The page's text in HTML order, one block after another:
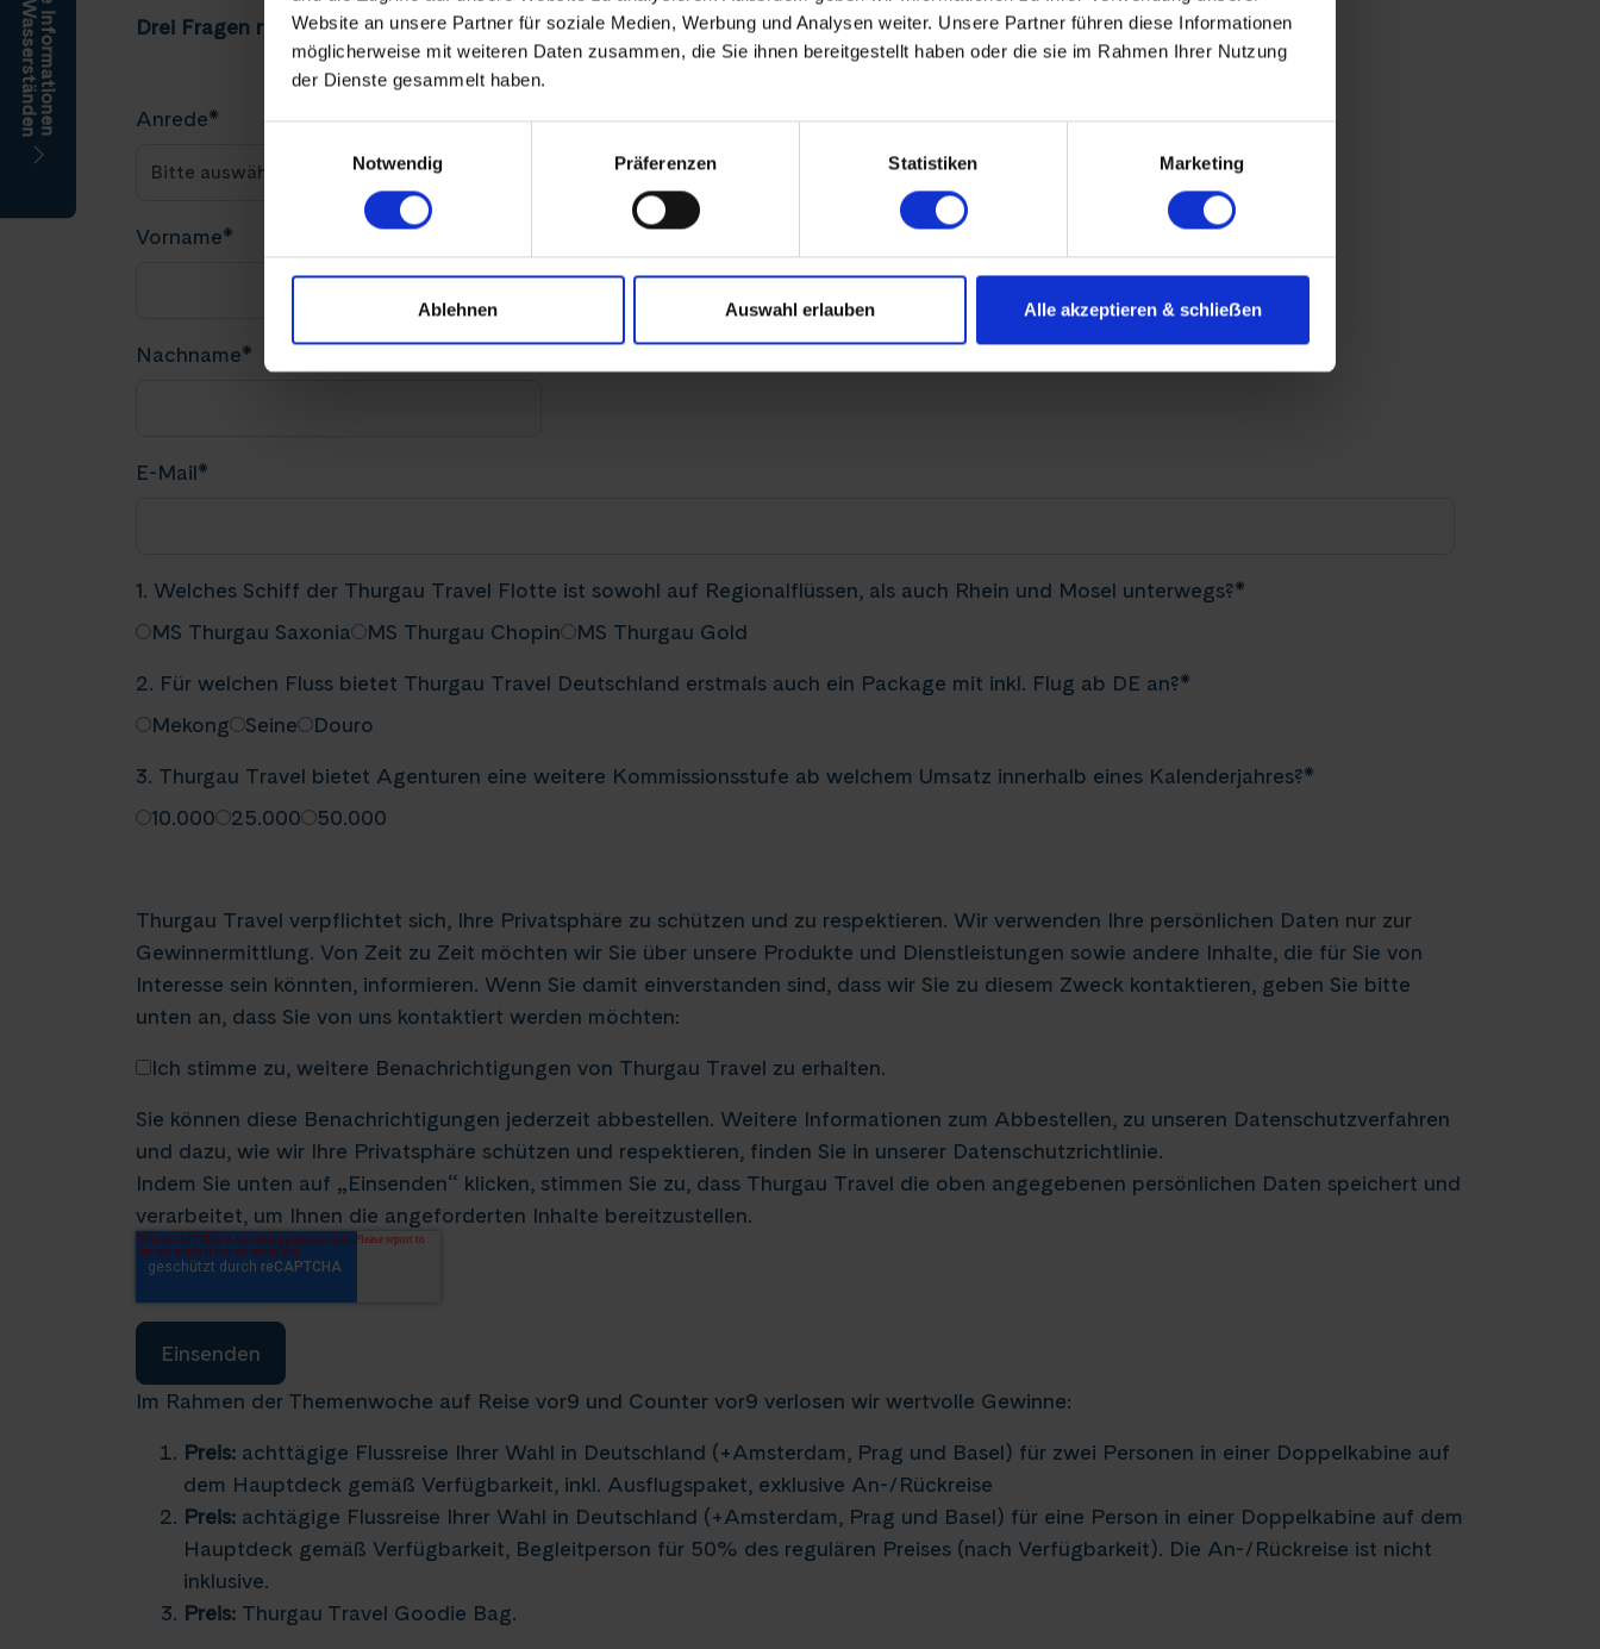
Website an unsere Partner für soziale Medien, Werbung und Analysen weiter. Unsere Partner führen diese Informationen
möglicherweise mit weiteren Daten zusammen, die Sie ihnen bereitgestellt haben oder die sie im Rahmen Ihrer Nutzung
der Dienste gesammelt haben.
Notwendig
Präferenzen Statistiken Marketing
Ablehnen Auswahl erlauben Alle akzeptieren & schlieẞen
Drei Fragen richtig beantworten und Flusskreuzfahrt gewinnen
Anrede*
Vorname*
Nachname*
E-Mail*
1. Welches Schiff der Thurgau Travel Flotte ist sowohl auf Regionalflüssen, als auch Rhein und Mosel unterwegs?*
MS Thurgau Saxonia
MS Thurgau Chopin MS Thurgau Gold
2. Für welchen Fluss bietet Thurgau Travel Deutschland erstmals auch ein Package mit inkl. Flug ab DE an?*
Mekong
Seine Douro
3. Thurgau Travel bietet Agenturen eine weitere Kommissionsstufe ab welchem Umsatz innerhalb eines Kalenderjahres?*
10.000
25.000 50.000
Thurgau Travel verpflichtet sich, Ihre Privatsphäre zu schützen und zu respektieren. Wir verwenden Ihre persönlichen Daten nur zur
Gewinnermittlung. Von Zeit zu Zeit möchten wir Sie über unsere Produkte und Dienstleistungen sowie andere Inhalte, die für Sie von
Interesse sein könnten, informieren. Wenn Sie damit einverstanden sind, dass wir Sie zu diesem Zweck kontaktieren, geben Sie bitte
unten an, dass Sie von uns kontaktiert werden möchten:
Ich stimme zu, weitere Benachrichtigungen von Thurgau Travel zu erhalten.
Sie können diese Benachrichtigungen jederzeit abbestellen. Weitere Informationen zum Abbestellen, zu unseren Datenschutzverfahren
und dazu, wie wir Ihre Privatsphäre schützen und respektieren, finden Sie in unserer Datenschutzrichtlinie.
Indem Sie unten auf „Einsenden“ klicken, stimmen Sie zu, dass Thurgau Travel die oben angegebenen persönlichen Daten speichert und
verarbeitet, um Ihnen die angeforderten Inhalte bereitzustellen.
Im Rahmen der Themenwoche auf Reise vor9 und Counter vor9 verlosen wir wertvolle Gewinne:
Preis: achttägige Flussreise Ihrer Wahl in Deutschland (+Amsterdam, Prag und Basel) für zwei Personen in einer Doppelkabine auf
dem Hauptdeck gemäß Verfügbarkeit, inkl. Ausflugspaket, exklusive An-/Rückreise
Preis: achtägige Flussreise Ihrer Wahl in Deutschland (+Amsterdam, Prag und Basel) für eine Person in einer Doppelkabine auf dem
Hauptdeck gemäß Verfügbarkeit, Begleitperson für 50% des regulären Preises (nach Verfügbarkeit). Die An-/Rückreise ist nicht
inklusive.
Preis: Thurgau Travel Goodie Bag.